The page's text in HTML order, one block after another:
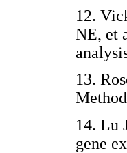
12.
NE, et
13.
14. Lu
gene